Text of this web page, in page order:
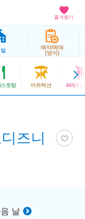
즐겨찾기
예약/예매
(영어)
토랑 어트랙션 퍼레이
즈니
날